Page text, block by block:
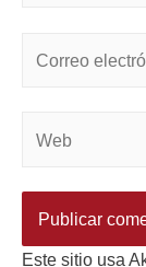
Este sitio usa